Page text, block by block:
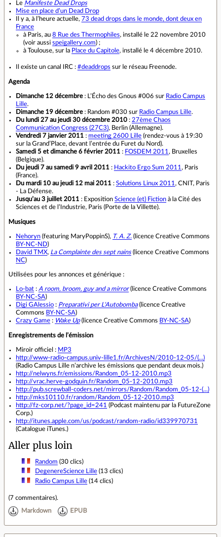
Le Manifeste Dead Drops
Mise en place d’un Dead Drop
Il y a, à l’heure actuelle, 73 dead drops dans le monde, dont deux en
France
à Paris, au 8 Rue des Thermophiles, installé le 22 novembre 2010
(voir aussi speigallery.com) ;
à Toulouse, sur la Place du Capitole, installé le 4 décembre 2010.
Il existe un canal IRC : #deaddrops sur le réseau Freenode.
Agenda
Dimanche 12 décembre : L’Écho des Gnous #006 sur Radio Campus
Lille.
Dimanche 19 décembre : Random #030 sur Radio Campus Lille.
Du lundi 27 au jeudi 30 décembre 2010 : 27ème Chaos
Communication Congress (27C3), Berlin (Allemagne).
Vendredi 7 janvier 2011 : meeting 2600 Lille (rendez-vous à 19:30
sur la Grand’Place, devant l’entrée du Furet du Nord).
Samedi 5 et dimanche 6 février 2011 : FOSDEM 2011 , Bruxelles
(Belgique).
Du jeudi 7 au samedi 9 avril 2011 : Hackito Ergo Sum 2011 , Paris
(France).
Du mardi 10 au jeudi 12 mai 2011 : Solutions Linux 2011 , CNIT, Paris
- La Défense.
Jusqu’au 3 juillet 2011 : Exposition Science (et) Fiction à la Cité des
Sciences et de l’Industrie, Paris (Porte de la Villette).
Musiques
Nehoryn (featuring MaryPoppinS), T. A. Z. (licence Creative Commons
BY-NC-ND)
David TMX, La Complainte des sept nains(licence Creative Commons
NC)
Utilisées pour les annonces et générique :
Lo-bat : A room, broom, guy and a mirror(licence Creative Commons
BY-NC-SA)
Digi GAlessio : Preparativi per L'Autobomba(licence Creative
Commons BY-NC-SA)
Crazy Game : Wake Up(licence Creative Commons BY-NC-SA)
Enregistrements de l’émission
Miroir officiel : MP3
http://www-radio-campus.univ-lille1.fr/ArchivesN/2010-12-05/(...)
(Radio Campus Lille n’archive les émissions que pendant deux mois.)
http://nelwyns.fr/emissions/Random_05-12-2010.mp3
http://vrac.herve-godquin.fr/Random_05-12-2010.mp3
http://pub.screwball-coders.net/mirrors/Random/Random_05-12-(...)
http://mks10110.fr/random/Random_05-12-2010.mp3
http://fz-corp.net/?page_id=241 (Podcast maintenu par la FutureZone
Corp.)
http://itunes.apple.com/us/podcast/random-radio/id339970731
(Catalogue iTunes.)
Aller plus loin
Random (30 clics)
DegenereScience Lille(13 clics)
Radio Campus Lille(14 clics)
(7 commentaires).
Markdown EPUB